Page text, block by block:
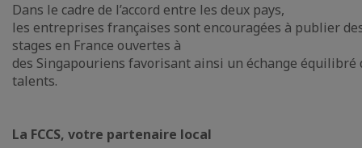
Dans le cadre de l’accord entre les deux pays,
les entreprises françaises sont encouragées à publier
stages en France ouvertes à
des Singapouriens favorisant ainsi un échange équilibré
talents.
La FCCS, votre partenaire local